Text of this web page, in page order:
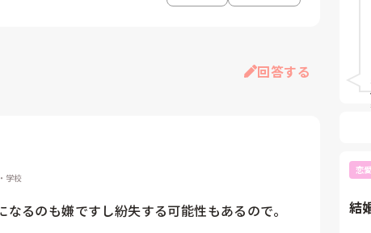
回答する
学校
るのも嫌ですし紛失する可能性もあるので。
当
恋
結